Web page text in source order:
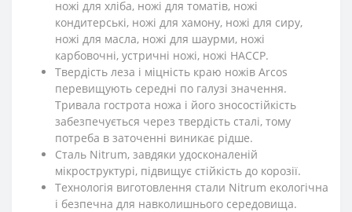
ножі для хліба, ножі для томатів, ножі
кондитерські, ножі для хамону, ножі для сиру,
ножі для масла, ножі для шаурми, ножі
карбовочні, устричні ножі, ножі HACCP.
Твердість леза і міцність краю ножів Arcos
перевищують середні по галузі значення.
Тривала гострота ножа і його зносостійкість
забезпечується через твердість сталі, тому
потреба в заточенні виникає рідше.
Сталь Nitrum, завдяки удосконаленій
мікроструктурі, підвищує стійкість до корозії.
Технологія виготовлення стали Nitrum екологічна
і безпечна для навколишнього середовища.